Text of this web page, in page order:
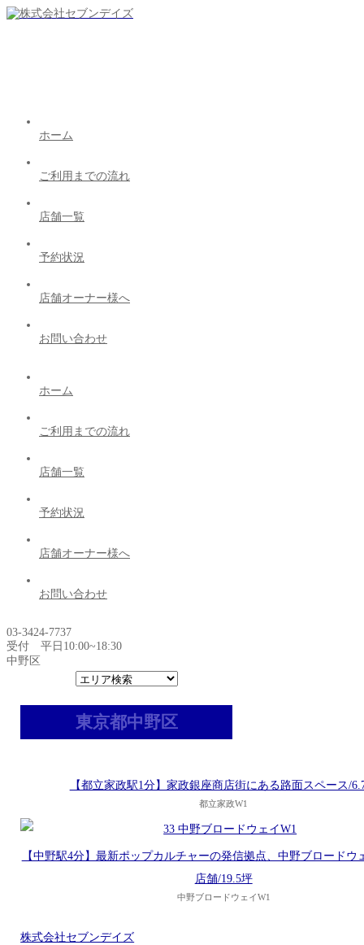
ホーム
ご利用までの流れ
店舗一覧
予約状況
店舗オーナー様へ
お問い合わせ
ホーム
ご利用までの流れ
店舗一覧
予約状況
店舗オーナー様へ
お問い合わせ
03-3424-7737
受付 平日10:00~18:30
中野区
東京都中野区
【都立家政駅1分】家政銀座商店街にある路面スペース/
都立家政W1
【中野駅4分】最新ポップカルチャーの発信拠点、中野ブロードウ
店舗/19.5坪
中野ブロードウェイW1
株式会社セブンデイズ